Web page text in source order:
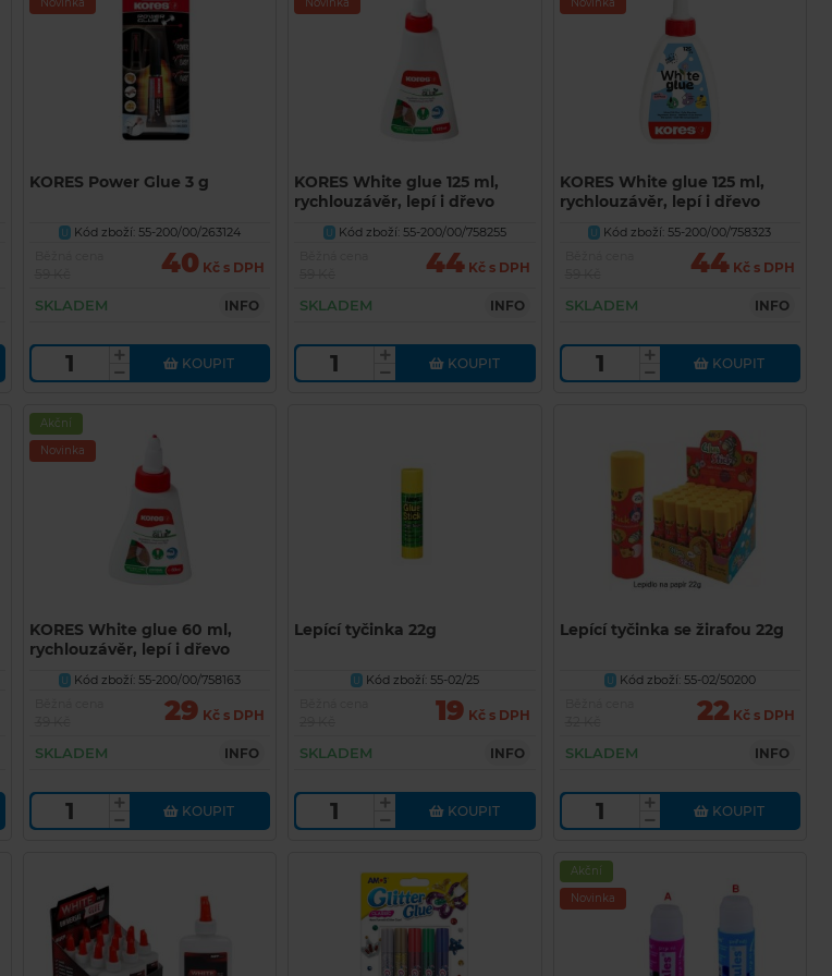
KORES Power Glue 3 g
U Kód zboží: 55-200/00/263124
40 Kč s DPH
SKLADEM INFO
KOUPIT
KORES White glue 125 ml,
rychlouzávěr, lepí i dřevo
U Kód zboží: 55-200/00/758255
44Kč s DPH
SKLADEM INFO
KOUPIT
KORES White glue 125 ml,
rychlouzávěr, lepí i dřevo
U
Kód zboží: 55-200/00/758323
44 Kč s DPH
SKLADEM INFO
KOUPIT
Akční
Novinka
KORES White glue 60 ml,
rychlouzávěr, lepí i dřevo
U Kód zboží: 55-200/00/758163
29 Kč s DPH
SKLADEM INFO
KOUPIT
Lepící tyčinka 22g
U Kód zboží: 55-02/25
19 Kč s DPH
SKLADEM INFO
KOUPIT
Lepící tyčinka se žirafou 22g
U Kód zboží: 55-02/50200
22 Kč s DPH
SKLADEM INFO
KOUPIT
Akční
Novinka